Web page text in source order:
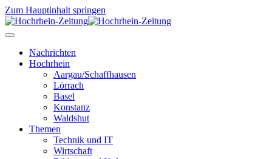
Zum Hauptinhalt springen
Nachrichten
Hochrhein
Aargau/Schaffhausen
Lörrach
Basel
Konstanz
Waldshut
Themen
Technik und IT
Wirtschaft